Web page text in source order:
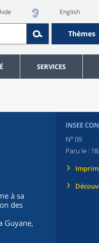
English
Thèmes
SERVICES
à sa
des
Guyane,
INSEE
No 09
Paru le :